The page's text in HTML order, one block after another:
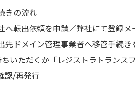
きの流れ
へ転出依頼を申請／弊社にて登録
先ドメイン管理事業者へ移管手続き
いただくか「レジストラトランス
認/再発行